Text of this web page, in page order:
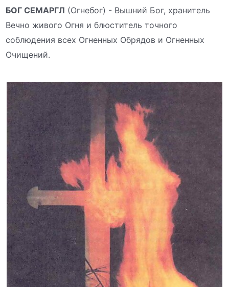
БОГ СЕМАРГЛ (Огнебог) - Вышний Бог, хранитель
Вечно живого Огня и блюститель точного
соблюдения всех Огненных Обрядов и Огненных
Очищений.